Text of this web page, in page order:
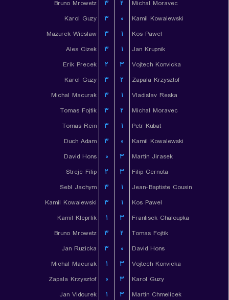
Bruno Mrowetz
۳ ۲
Michal Moravec
Karol Guzy
۳ ۰
Kamil Kowalewski
Mazurek Wieslaw
۳ ۱
Kos Pawel
Ales Cizek
۳ ۱
Jan Krupnik
Erik Precek
۲ ۳
Vojtech Konvicka
Karol Guzy
۳ ۲
Zapala Krzysztof
Michal Macurak
۳ ۱
Vladislav Reska
Tomas Fojtik
۳ ۲
Michal Moravec
Tomas Rein
۳ ۱
Petr Kubat
Duch Adam
۳ ۰
Kamil Kowalewski
David Hons
۰ ۳
Martin Jirasek
Strejc Filip
۲ ۳
Filip Cernota
Sebl Jachym
۳ ۱
Jean-Baptiste Cousin
Kamil Kowalewski
۳ ۱
Kos Pawel
Kamil Kleprlik
۱ ۳
Frantisek Chaloupka
Bruno Mrowetz
۳ ۲
Tomas Fojtik
Jan Ruzicka
۳ ۰
David Hons
Michal Macurak
۱ ۳
Vojtech Konvicka
Zapala Krzysztof
۰ ۳
Karol Guzy
Jan Vidourek
۱ ۳
Martin Chmelicek